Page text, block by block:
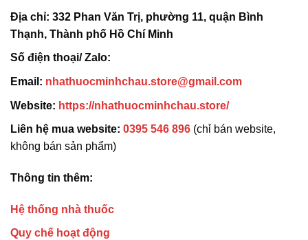
Địa chỉ: 332 Phan Văn Trị, phường 11, quận Bình
Thạnh, Thành phố Hồ Chí Minh
Số điện thoại/ Zalo:
Email: nhathuocminhchau.store@gmail.com
Website: https://nhathuocminhchau.store/
Liên hệ mua website: 0395 546 896 (chỉ bán website,
không bán sản phẩm)
Thông tin thêm:
Hệ thống nhà thuốc
Quy chế hoạt động